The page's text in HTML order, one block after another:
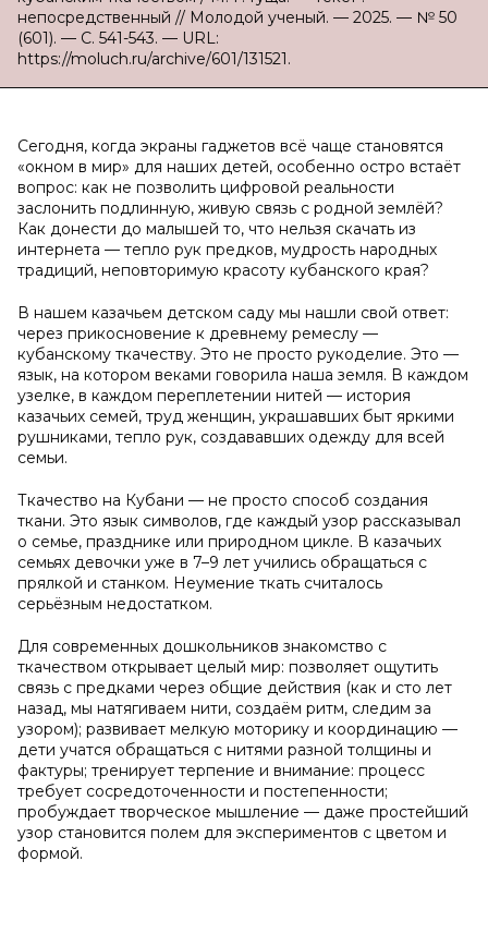
непосредственный // Молодой ученый. — 2025. — № 50
(601). — С. 541-543. — URL:
https://moluch.ru/archive/601/131521.
Сегодня, когда экраны гаджетов всё чаще становятся
«окном в мир» для наших детей, особенно остро встаёт
вопрос: как не позволить цифровой реальности
заслонить подлинную, живую связь с родной землёй?
Как донести до малышей то, что нельзя скачать из
интернета — тепло рук предков, мудрость народных
традиций, неповторимую красоту кубанского края?
В нашем казачьем детском саду мы нашли свой ответ:
через прикосновение к древнему ремеслу —
кубанскому ткачеству. Это не просто рукоделие. Это —
язык, на котором веками говорила наша земля. В каждом
узелке, в каждом переплетении нитей — история
казачьих семей, труд женщин, украшавших быт яркими
рушниками, тепло рук, создававших одежду для всей
семьи.
Ткачество на Кубани — не просто способ создания
ткани. Это язык символов, где каждый узор рассказывал
о семье, празднике или природном цикле. В казачьих
семьях девочки уже в 7–9 лет учились обращаться с
прялкой и станком. Неумение ткать считалось
серьёзным недостатком.
Для современных дошкольников знакомство с
ткачеством открывает целый мир: позволяет ощутить
связь с предками через общие действия (как и сто лет
назад, мы натягиваем нити, создаём ритм, следим за
узором); развивает мелкую моторику и координацию —
дети учатся обращаться с нитями разной толщины и
фактуры; тренирует терпение и внимание: процесс
требует сосредоточенности и постепенности;
пробуждает творческое мышление — даже простейший
узор становится полем для экспериментов с цветом и
формой.